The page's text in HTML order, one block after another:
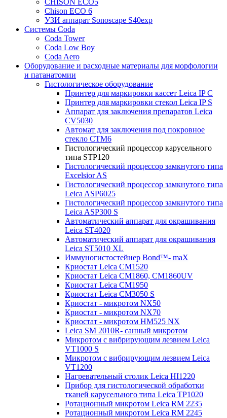
Chison ECO 6
УЗИ аппарат Sonoscape S40exp
Системы Coda
Coda Tower
Coda Low Boy
Coda Aero
Оборудование и расходные материалы для морфологии
и патанатомии
Гистологическое оборудование
Принтер для маркировки кассет Leica IP C
Принтер для маркировки стекол Leica IP S
Аппарат для заключения препаратов Leica
CV5030
Автомат для заключения под покровное
стекло CTM6
Гистологический процессор карусельного
типа STP120
Гистологический процессор замкнутого типа
Excelsior AS
Гистологический процессор замкнутого типа
Leica ASP6025
Гистологический процессор замкнутого типа
Leica ASP300 S
Автоматический аппарат для окрашивания
Leica ST4020
Автоматический аппарат для окрашивания
Leica ST5010 XL
Иммуногистостейнер Bond™- maX
Криостат Leica CM1520
Криостат Leica CM1860, CM1860UV
Криостат Leica CM1950
Криостат Leica CM3050 S
Криостат - микротом NX50
Криостат - микротом NX70
Криостат - микротом HM525 NX
Leica SM 2010R- санный микротом
Микротом с вибрирующим лезвием Leica
VT1000 S
Микротом с вибрирующим лезвием Leica
VT1200
Нагревательный столик Leica HI1220
Прибор для гистологической обработки
тканей карусельного типа Leica TP1020
Ротационный микротом Leica RM 2235
Ротационный микротом Leica RM 2245